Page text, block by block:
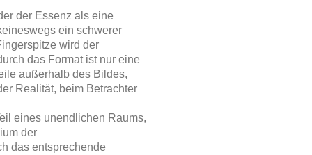
der Essenz als eine
ein schwerer
wird der
das Format ist nur eine
außerhalb des Bildes,
Realität, beim Betrachter
eines unendlichen Raums,
der
das entsprechende